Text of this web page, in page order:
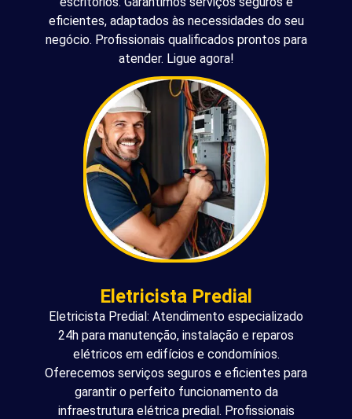
eficientes, adaptados às necessidades do seu
negócio. Profissionais qualificados prontos para
atender. Ligue agora!
Eletricista Predial
Eletricista Predial: Atendimento especializado
24h para manutenção, instalação e reparos
elétricos em edifícios e condomínios.
Oferecemos serviços seguros e eficientes para
garantir o perfeito funcionamento da
infraestrutura elétrica predial. Profissionais